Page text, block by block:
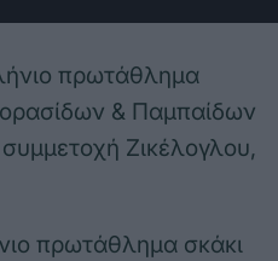
πρωτάθλημα
& Παμπαίδων
Ζικέλογλου,
πρωτάθλημα σκάκι